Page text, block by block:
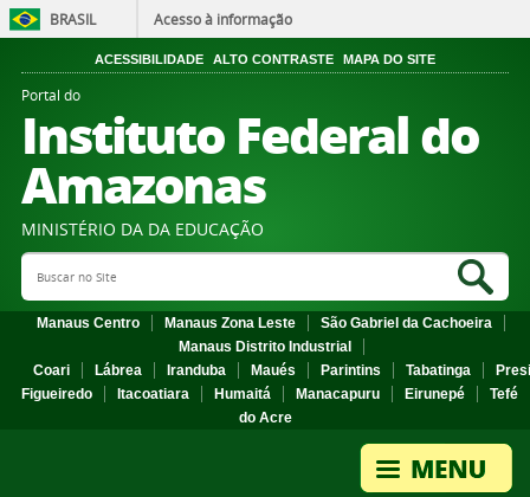
BRASIL Acesso à informação
ACESSIBILIDADE ALTO CONTRASTE MAPA DO SITE
Portal do
Instituto Federal do
Amazonas
MINISTÉRIO DA DA EDUCAÇÃO
Search Site
Manaus Centro Manaus Zona Leste
São Gabriel da Cachoeira
Manaus Distrito Industrial
Coari
Lábrea Iranduba Maués Parintins Tabatinga
Figueiredo
Itacoatiara Humaitá Manacapuru Eirunepé
Tefé
do Acre